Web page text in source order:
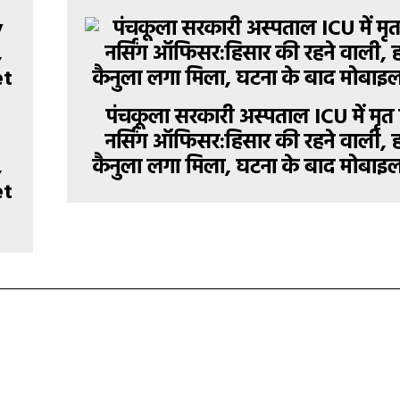
पंचकूला सरकारी अस्पताल ICU में मृत
नर्सिंग ऑफिसर:हिसार की रहने वाली,
कैनुला लगा मिला, घटना के बाद